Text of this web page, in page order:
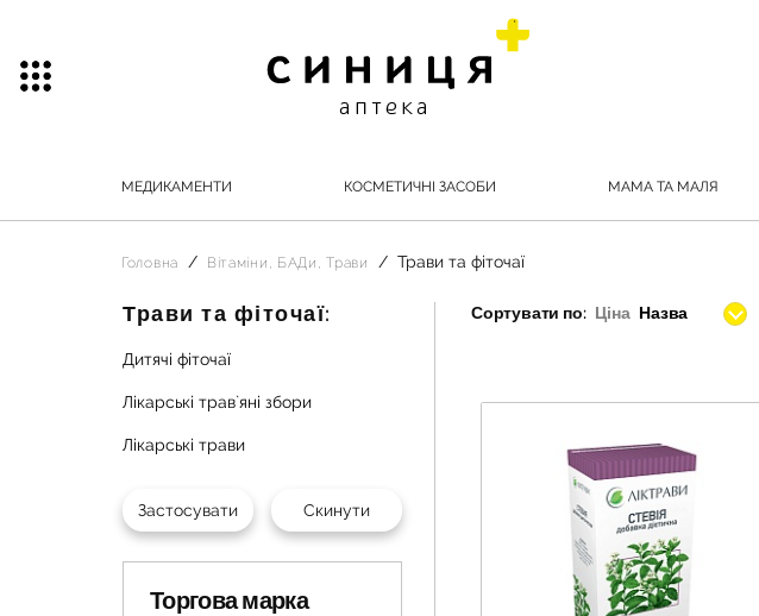
МЕДИКАМЕНТИ КОСМЕТИЧНІ ЗАСОБИ МАМА ТА МАЛЯ
Головна Вітаміни, БАДи, Трави Трави та фіточаї
Трави та фіточаї:
Дитячі фіточаї
Лікарські трав`яні збори
Лікарські трави
Торгова марка
Сортувати по: Ціна Назва